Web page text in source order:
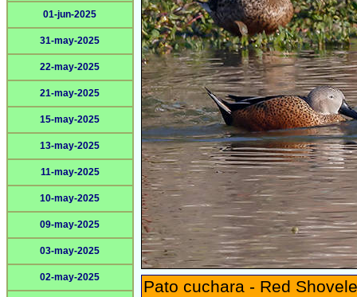
01-jun-2025
31-may-2025
22-may-2025
21-may-2025
15-may-2025
13-may-2025
11-may-2025
10-may-2025
09-may-2025
03-may-2025
02-may-2025 Pato cuchara - Red